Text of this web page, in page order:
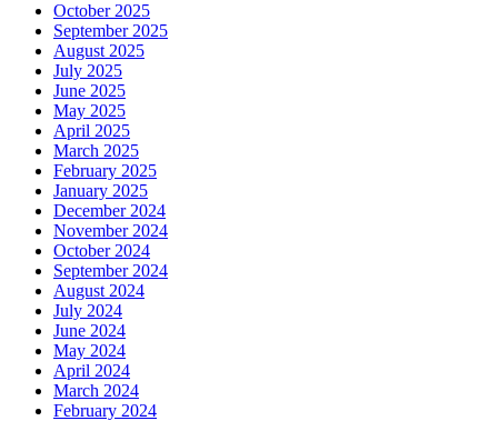
October 2025
September 2025
August 2025
July 2025
June 2025
May 2025
April 2025
March 2025
February 2025
January 2025
December 2024
November 2024
October 2024
September 2024
August 2024
July 2024
June 2024
May 2024
April 2024
March 2024
February 2024